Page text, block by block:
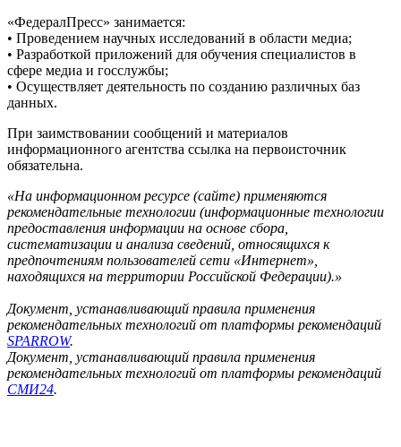
«ФедералПресс» занимается:
• Проведением научных исследований в области медиа;
• Разработкой приложений для обучения специалистов в
сфере медиа и госслужбы;
• Осуществляет деятельность по созданию различных баз
данных.
При заимствовании сообщений и материалов
информационного агентства ссылка на первоисточник
обязательна.
«На информационном ресурсе (сайте) применяются
рекомендательные технологии (информационные технологии
предоставления информации на основе сбора,
систематизации и анализа сведений, относящихся к
предпочтениям пользователей сети «Интернет»,
находящихся на территории Российской Федерации).»
Документ, устанавливающий правила применения
рекомендательных технологий от платформы рекомендаций
SPARROW.
Документ, устанавливающий правила применения
рекомендательных технологий от платформы рекомендаций
СМИ24.